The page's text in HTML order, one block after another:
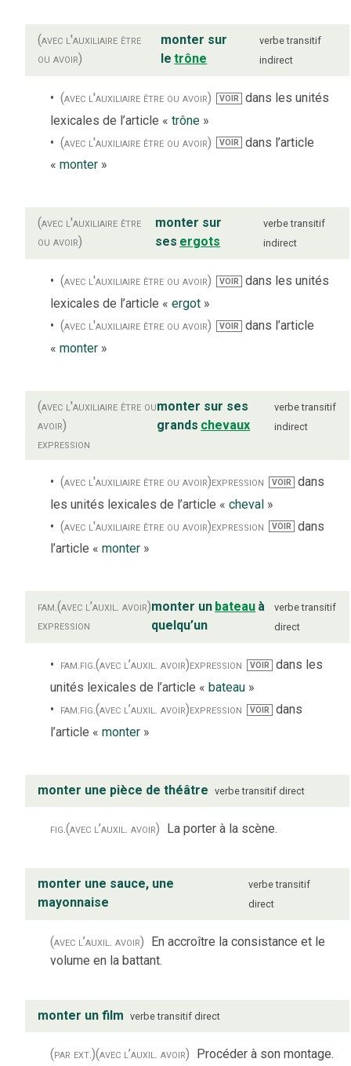
(avec l'auxiliaire être
ou avoir)
monter sur
le trône
verbe transitif
indirect
(avec l'auxiliaire être ou avoir) VOIR dans les unités
lexicales de l’article « trône »
(avec l'auxiliaire être ou avoir)
VOIR
dans l’article
« monter »
(avec l'auxiliaire être
ou avoir)
monter sur
ses ergots
verbe transitif
indirect
(avec l'auxiliaire être ou avoir) VOIR
dans les unités
lexicales de l’article « ergot »
(avec l'auxiliaire être ou avoir)
VOIR dans l’article
« monter »
(avec l'auxiliaire être ou
avoir)
expression
monter sur ses
grands chevaux
verbe transitif
indirect
(avec l'auxiliaire être ou avoir)expression VOIR dans
les unités lexicales de l’article « cheval »
(avec l'auxiliaire être ou avoir)expression VOIR
dans
l’article « monter »
fam.(avec l’auxil. avoir)
expression
monter un bateau à
quelqu’un
verbe transitif
direct
fam.fig.(avec l’auxil. avoir)expression VOIR
dans les
unités lexicales de l’article « bateau »
fam.fig.(avec l’auxil. avoir)expression VOIR
dans
l’article « monter »
monter une pièce de théâtre verbe transitif direct
fig.(avec l’auxil. avoir) La porter à la scène.
monter une sauce, une
mayonnaise
verbe transitif
direct
(avec l’auxil. avoir) En accroître la consistance et le
volume en la battant.
monter un film verbe transitif direct
(par ext.)(avec l’auxil. avoir) Procéder à son montage.